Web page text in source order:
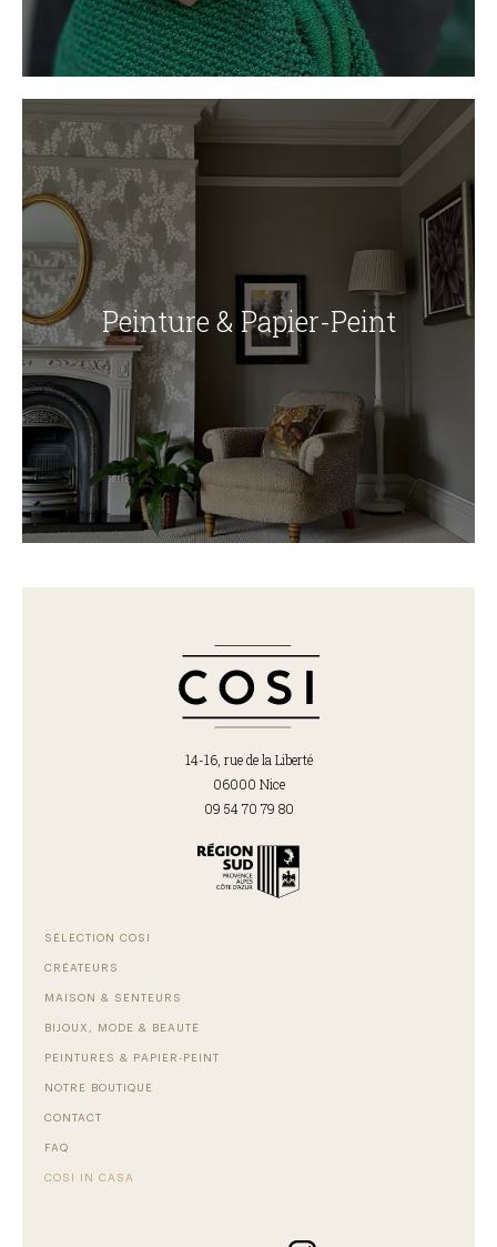
Peinture & Papier-Peint
14-16, rue de la Liberté
06000 Nice
09 54 70 79 80
SÉLECTION COSI
CRÉATEURS
MAISON & SENTEURS
BIJOUX, MODE & BEAUTÉ
PEINTURES & PAPIER-PEINT
NOTRE BOUTIQUE
CONTACT
FAQ
COSI IN CASA